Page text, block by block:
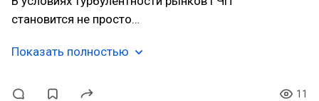
становится не просто…
Показать полностью
11